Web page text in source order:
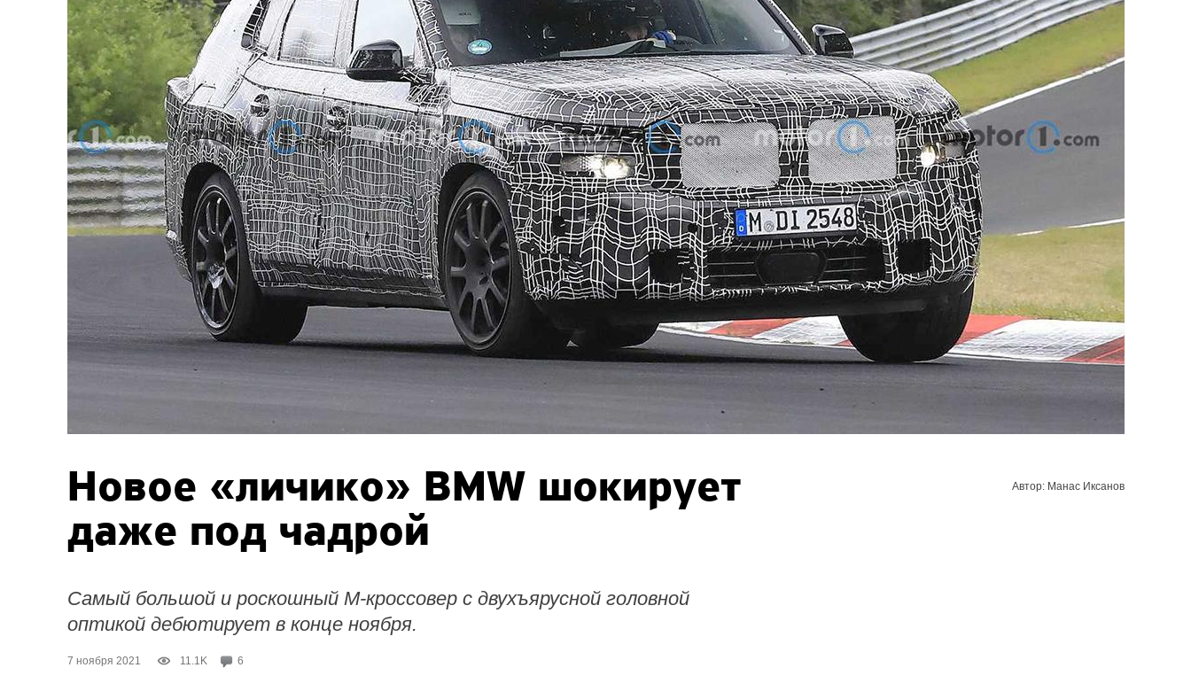
Новое «личико» BMW шокирует
даже под чадрой
Самый большой и роскошный М-кроссовер с двухъярусной головной
оптикой дебютирует в конце ноября.
7 ноября 2021 11.1K 6
Автор: Манас Иксанов